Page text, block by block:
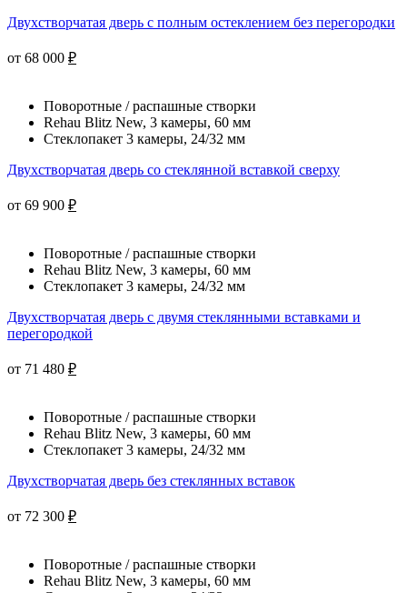
Двухстворчатая дверь с полным остеклением без перегородки
от 68 000 ₽
Поворотные / распашные створки
Rehau Blitz New, 3 камеры, 60 мм
Стеклопакет 3 камеры, 24/32 мм
Двухстворчатая дверь со стеклянной вставкой сверху
от 69 900 ₽
Поворотные / распашные створки
Rehau Blitz New, 3 камеры, 60 мм
Стеклопакет 3 камеры, 24/32 мм
Двухстворчатая дверь с двумя стеклянными вставками и
перегородкой
от 71 480 ₽
Поворотные / распашные створки
Rehau Blitz New, 3 камеры, 60 мм
Стеклопакет 3 камеры, 24/32 мм
Двухстворчатая дверь без стеклянных вставок
от 72 300 ₽
Поворотные / распашные створки
Rehau Blitz New, 3 камеры, 60 мм